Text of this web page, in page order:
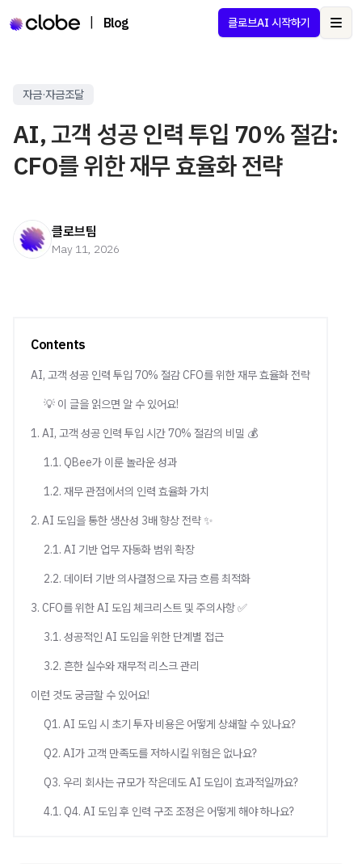
Blog 클로브AI 시작하기
자금·자금조달
AI, 고객 성공 인력 투입 70% 절감:
CFO를 위한 재무 효율화 전략
클로브팀
May 11, 2026
Contents
AI, 고객 성공 인력 투입 70% 절감 CFO를 위한 재무 효율화 전략
💡 이 글을 읽으면 알 수 있어요!
1. AI, 고객 성공 인력 투입 시간 70% 절감의 비밀 💰
1.1. QBee가 이룬 놀라운 성과
1.2. 재무 관점에서의 인력 효율화 가치
2. AI 도입을 통한 생산성 3배 향상 전략 ✨
2.1. AI 기반 업무 자동화 범위 확장
2.2. 데이터 기반 의사결정으로 자금 흐름 최적화
3. CFO를 위한 AI 도입 체크리스트 및 주의사항 ✅
3.1. 성공적인 AI 도입을 위한 단계별 접근
3.2. 흔한 실수와 재무적 리스크 관리
이런 것도 궁금할 수 있어요!
Q1. AI 도입 시 초기 투자 비용은 어떻게 상쇄할 수 있나요?
Q2. AI가 고객 만족도를 저하시킬 위험은 없나요?
Q3. 우리 회사는 규모가 작은데도 AI 도입이 효과적일까요?
4.1. Q4. AI 도입 후 인력 구조 조정은 어떻게 해야 하나요?